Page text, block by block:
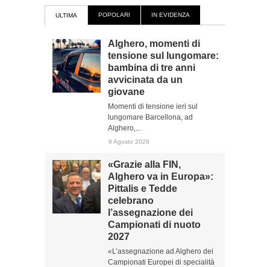
ULTIMA POPOLARI IN EVIDENZA
Alghero, momenti di
tensione sul lungomare:
bambina di tre anni
avvicinata da un
giovane
Momenti di tensione ieri sul
lungomare Barcellona, ad
Alghero,...
9 Agosto 2026
«Grazie alla FIN,
Alghero va in Europa»:
Pittalis e Tedde
celebrano
l’assegnazione dei
Campionati di nuoto
2027
«L’assegnazione ad Alghero dei
Campionati Europei di specialità